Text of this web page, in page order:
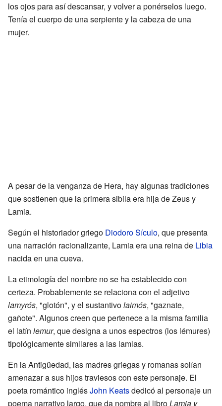
los ojos para así descansar, y volver a ponérselos luego.
Tenía el cuerpo de una serpiente y la cabeza de una
mujer.
A pesar de la venganza de Hera, hay algunas tradiciones
que sostienen que la primera sibila era hija de Zeus y
Lamia.
Según el historiador griego Diodoro Sículo, que presenta
una narración racionalizante, Lamia era una reina de Libia
nacida en una cueva.
La etimología del nombre no se ha establecido con
certeza. Probablemente se relaciona con el adjetivo
lamyrós, "glotón", y el sustantivolaimós, "gaznate,
gañote". Algunos creen que pertenece a la misma familia
el latín lemur, que designa a unos espectros (los lémures)
tipológicamente similares a las lamias.
En la Antigüedad, las madres griegas y romanas solían
amenazar a sus hijos traviesos con este personaje. El
poeta romántico inglésJohn Keatsdedicó al personaje un
poema narrativo largo, que da nombre al libroLamia y